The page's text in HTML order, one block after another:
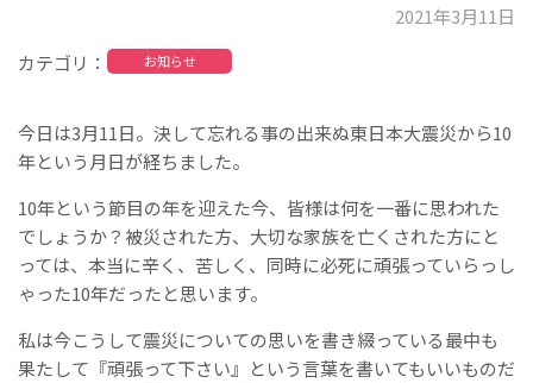
2021年3月11日
カテゴリ
お知らせ
今日は3月11日。決して忘れる事の出来ぬ東日本大震災から10
年という月日が経ちました。
10年という節目の年を迎えた今、皆様は何を一番に思われた
でしょうか？被災された方、大切な家族を亡くされた方にと
っては、本当に辛く、苦しく、同時に必死に頑張っていらっし
ゃった10年だったと思います。
私は今こうして震災についての思いを書き綴っている最中も
果たして『頑張って下さい』という言葉を書いてもいいものだ